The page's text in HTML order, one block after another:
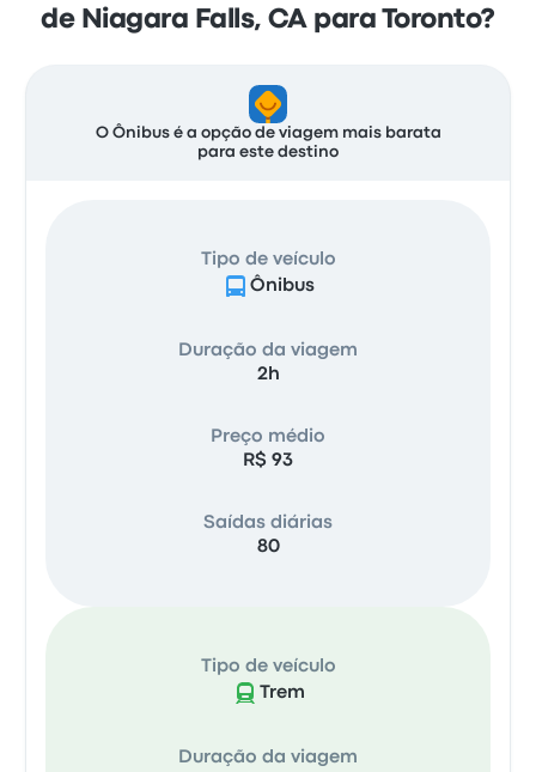
de Niagara Falls, CA para Toronto?
O Ônibus é a opção de viagem mais barata
para este destino
Tipo de veículo
Ônibus
Duração da viagem
2h
Preço médio
R$ 93
Saídas diárias
80
Tipo de veículo
Trem
Duração da viagem